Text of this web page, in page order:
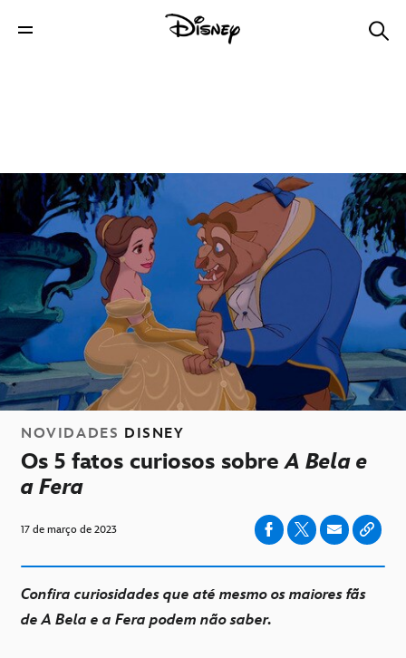
NOVIDADES DISNEY
Os 5 fatos curiosos sobreA Bela e
a Fera
17 de março de 2023
Confira curiosidades que até mesmo os maiores fãs
deA Bela e a Fera podem não saber.